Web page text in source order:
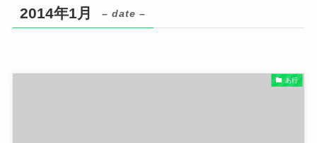
2014年1月 – date –
あ行